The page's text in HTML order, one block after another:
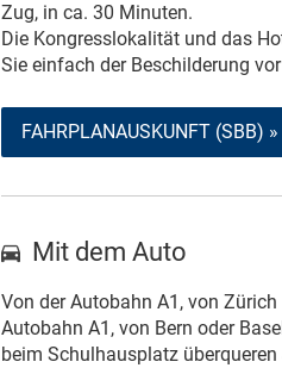
Zug, in ca. 30 Minuten.
Die Kongresslokalität und das
Sie einfach der Beschilderung
FAHRPLANAUSKUNFT (SBB) »
Mit dem Auto
Von der Autobahn A1, von
Autobahn A1, von Bern oder
beim Schulhausplatz